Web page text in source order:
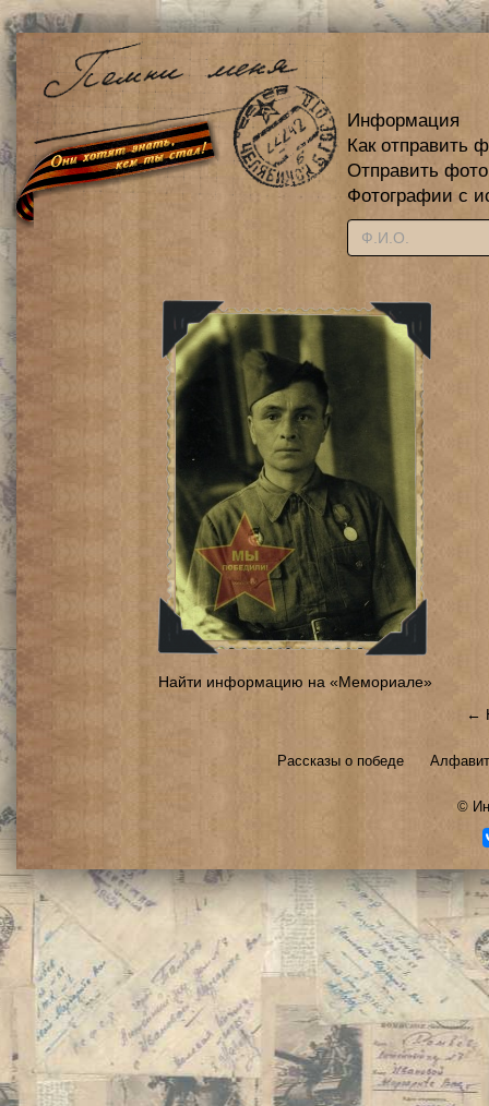
Информация
Как отправить
Отправить
Фотографии с
Найти информацию на «Мемориале»
←
Рассказы о победе
©